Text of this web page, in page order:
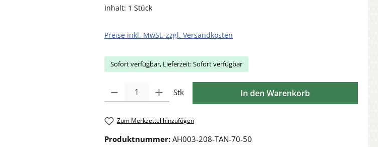
Inhalt: 1 Stück
Preise inkl. MwSt. zzgl. Versandkosten
Sofort verfügbar, Lieferzeit: Sofort verfügbar
Stk In den Warenkorb
Zum Merkzettel hinzufügen
Produktnummer: AH003-208-TAN-70-50